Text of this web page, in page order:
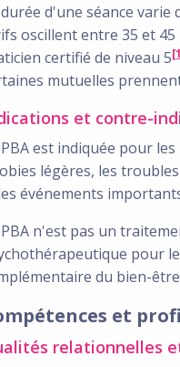
d'une séance
oscillent entre 35 et
certifié de niveau 5
mutuelles
et contre-
est indiquée pour
légères, les
événements
n'est pas un
pour
du bien-
et
relationnelles